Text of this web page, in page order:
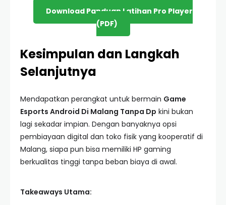
Download Panduan Latihan Pro Player
(PDF)
Kesimpulan dan Langkah
Selanjutnya
Mendapatkan perangkat untuk bermain Game
Esports Android Di Malang Tanpa Dp kini bukan
lagi sekadar impian. Dengan banyaknya opsi
pembiayaan digital dan toko fisik yang kooperatif di
Malang, siapa pun bisa memiliki HP gaming
berkualitas tinggi tanpa beban biaya di awal.
Takeaways Utama: